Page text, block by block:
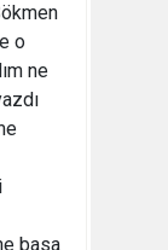
o
ne
basa